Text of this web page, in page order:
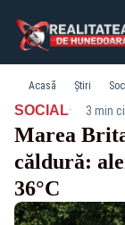
Acasă Știri
SOCIAL· 3 min
Marea
căldură:
36°C